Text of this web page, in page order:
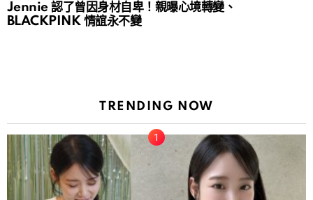
Jennie 認了曾因身材自卑！親曝心境轉變、
BLACKPINK 情誼永不變
TRENDING NOW